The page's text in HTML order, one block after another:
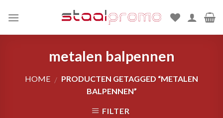
metalen balpennen
HOME / PRODUCTEN GETAGGED “METALEN
BALPENNEN”
FILTER